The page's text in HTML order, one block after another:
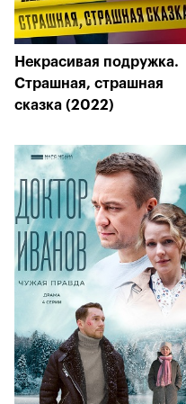
Некрасивая подружка.
Страшная, страшная
сказка (2022)